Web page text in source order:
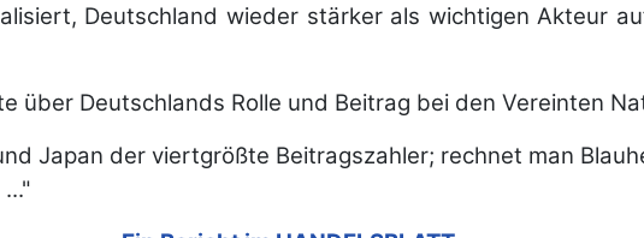
Deutschland wieder stärker als wichtigen Akteur
über Deutschlands Rolle und Beitrag bei den Vereinten
Japan der viertgrößte Beitragszahler; rechnet man